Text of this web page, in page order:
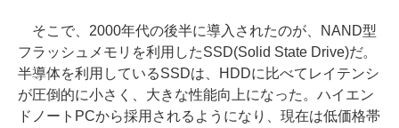
そこで、2000年代の後半に導入されたのが、NAND型
フラッシュメモリを利用したSSD(Solid State Drive)だ。
半導体を利用しているSSDは、HDDに比べてレイテンシ
が圧倒的に小さく、大きな性能向上になった。ハイエン
ドノートPCから採用されるようになり、現在は低価格帯